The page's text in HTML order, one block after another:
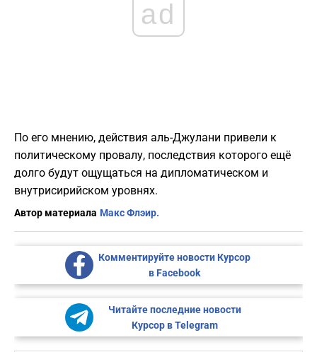
ad
По его мнению, действия аль-Джулани привели к
политическому провалу, последствия которого ещё
долго будут ощущаться на дипломатическом и
внутрисирийском уровнях.
Автор материала Макс Флэир.
Комментируйте новости Курсор
в Facebook
Читайте последние новости
Курсор в Telegram